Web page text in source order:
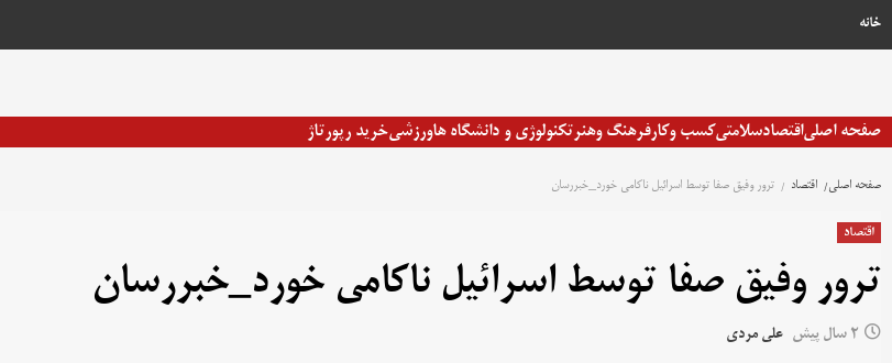
خانه
صفحه اصلیاقتصادسلامتیکسب وکارفرهنگ وهنرتکنولوژی و دانشگاه هاورزشیخرید رپورتاژ
صفحه اصلی اقتصاد ترور وفیق صفا توسط اسرائیل ناکامی خورد_خبررسان
اقتصاد
ترور وفیق صفا توسط اسرائیل ناکامی خورد_خبررسان
2 سال پیش علی مردی